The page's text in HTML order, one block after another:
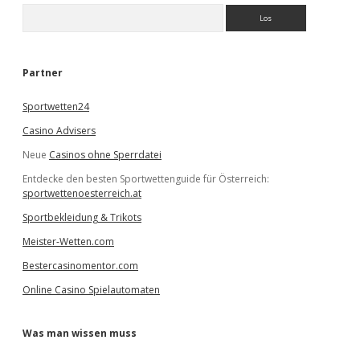
e
Partner
Sportwetten24
Casino Advisers
Neue Casinos ohne Sperrdatei
Entdecke den besten Sportwettenguide für Österreich:
sportwettenoesterreich.at
Sportbekleidung & Trikots
Meister-Wetten.com
Bestercasinomentor.com
Online Casino Spielautomaten
Was man wissen muss